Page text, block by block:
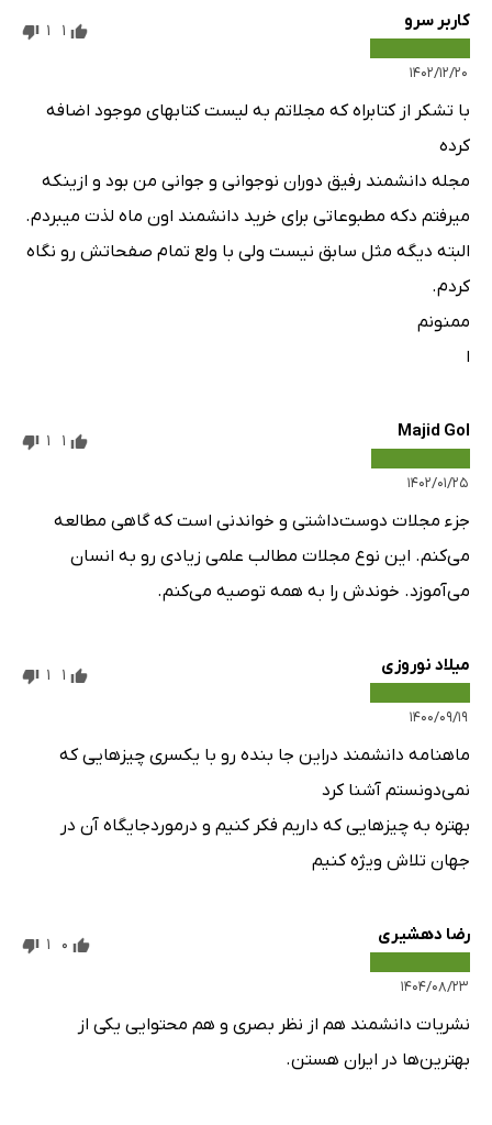
کاربر سرو
۱۴۰۲/۱۲/۲۰
1
1
با تشکر از کتابراه که مجلاتم به لیست کتابهای موجود اضافه
کرده
مجله دانشمند رفیق دوران نوجوانی و جوانی من بود و ازینکه
میرفتم دکه مطبوعاتی برای خرید دانشمند اون ماه لذت میبردم.
البته دیگه مثل سابق نیست ولی با ولع تمام صفحاتش رو نگاه
کردم.
ممنونم
ا
Majid Gol
۱۴۰۲/۰۱/۲۵
1
1
جزء مجلات دوست‌داشتی و خواندنی است که گاهی مطالعه
می‌کنم. این نوع مجلات مطالب علمی زیادی رو به انسان
می‌آموزد. خوندش را به همه توصیه می‌کنم.
میلاد نوروزی
۱۴۰۰/۰۹/۱۹
1
1
ماهنامه دانشمند دراین جا بنده رو با یکسری چیزهایی که
نمی‌دونستم آشنا کرد
بهتره به چیز‌هایی که داریم فکر کنیم و درموردجایگاه آن در
جهان تلاش ویژه کنیم
رضا دهشیری
۱۴۰۴/۰۸/۲۳
0
1
نشریات دانشمند هم از نظر بصری و هم محتوایی یکی از
بهترین‌ها در ایران هستن.